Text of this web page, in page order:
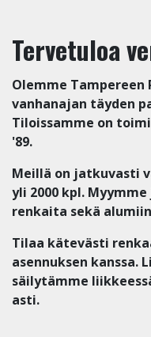
Tervetuloa
Olemme Tampereen
vanhanajan täyden
Tiloissamme on
'89.
Meillä on jatkuvasti
yli 2000 kpl.
renkaita sekä
Tilaa kätevästi
asennuksen
säilytämme
asti.